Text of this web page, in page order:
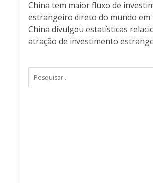
China tem maior fluxo de
estrangeiro direto do mundo
China divulgou estatísticas
atração de investimento